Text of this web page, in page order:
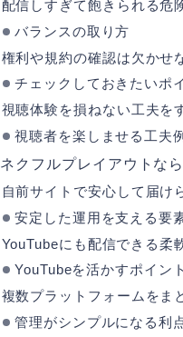
配信しすぎて飽きられる危
バランスの取り方
権利や規約の確認は欠かせ
チェックしておきたいポ
視聴体験を損ねない工夫を
視聴者を楽しませる工夫例
ネクフルプレイアウトな
自前サイトで安心して届け
安定した運用を支える要
YouTubeにも配信できる柔
YouTubeを活かすポイント
複数プラットフォームをま
管理がシンプルになる利